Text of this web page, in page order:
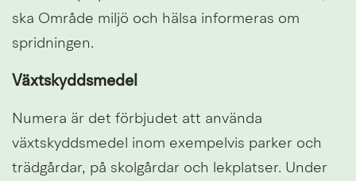
ska Område miljö och hälsa informeras om
spridningen.
Växtskyddsmedel
Numera är det förbjudet att använda
växtskyddsmedel inom exempelvis parker och
trädgårdar, på skolgårdar och lekplatser. Under